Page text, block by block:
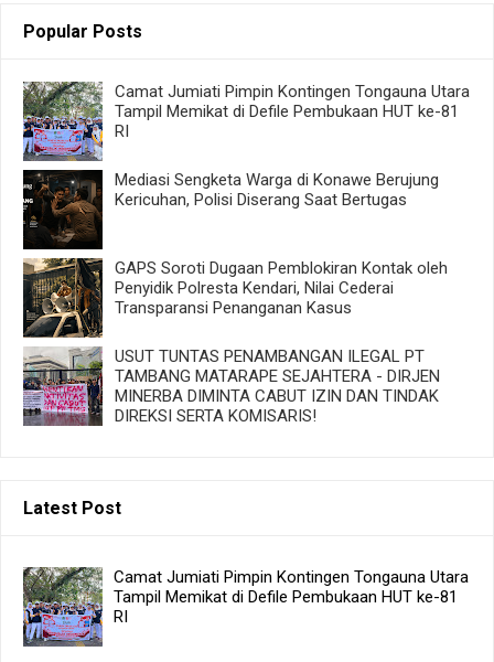
Popular Posts
Camat Jumiati Pimpin Kontingen Tongauna Utara
Tampil Memikat di Defile Pembukaan HUT ke-81
RI
Mediasi Sengketa Warga di Konawe Berujung
Kericuhan, Polisi Diserang Saat Bertugas
GAPS Soroti Dugaan Pemblokiran Kontak oleh
Penyidik Polresta Kendari, Nilai Cederai
Transparansi Penanganan Kasus
USUT TUNTAS PENAMBANGAN ILEGAL PT
TAMBANG MATARAPE SEJAHTERA - DIRJEN
MINERBA DIMINTA CABUT IZIN DAN TINDAK
DIREKSI SERTA KOMISARIS!
Latest Post
Camat Jumiati Pimpin Kontingen Tongauna Utara
Tampil Memikat di Defile Pembukaan HUT ke-81
RI